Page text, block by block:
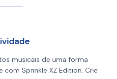
musicais de uma forma
com Sprinkle XZ Edition. Crie